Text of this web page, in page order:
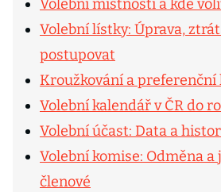
Volební místnosti a kde
Volební lístky: Úprava,
postupovat
Kroužkování a preferenční
Volební kalendář v ČR do
Volební účast: Data a
Volební komise: Odměna a
členové